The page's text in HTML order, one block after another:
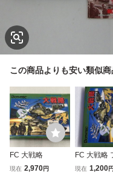
この商品よりも安い類似商
FC 大戦略
現在 2,970円
FC 大戦略
コン
現在 1,200円